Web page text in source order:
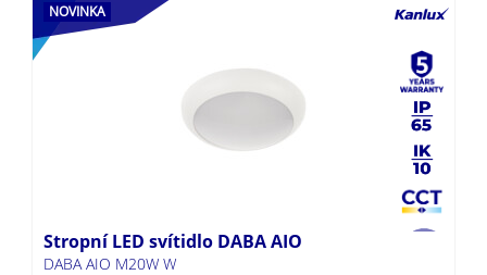
NOVINKA
Stropní LED svítidlo DABA AIO
DABA AIO M20W W